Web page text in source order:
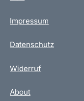
Impressum
Datenschutz
Widerruf
About